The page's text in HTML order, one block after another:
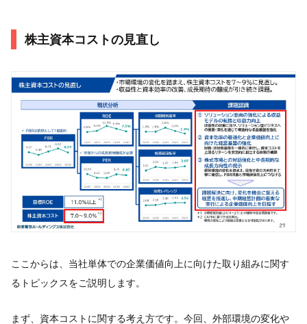
株主資本コストの見直し
ここからは、当社単体での企業価値向上に向けた取り組みに関す
るトピックスをご説明します。
まず、資本コストに関する考え方です。今回、外部環境の変化や